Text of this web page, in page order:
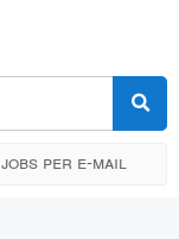
Jobs per e-mail